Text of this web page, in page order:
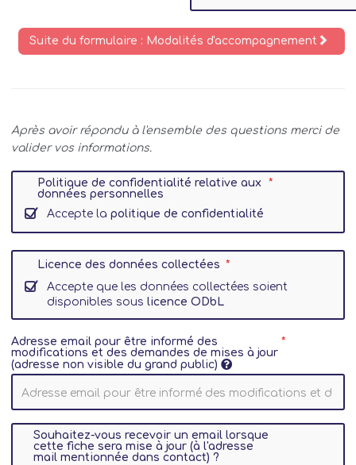
Suite du formulaire : Modalités d'accompagnement
Après avoir répondu à l'ensemble des questions merci de
valider vos informations.
Politique de confidentialité relative aux
données personnelles
Accepte la politique de confidentialité
Licence des données collectées
Accepte que les données collectées soient
disponibles sous licence ODbL
Adresse email pour être informé des
modifications et des demandes de mises à jour
(adresse non visible du grand public)
Souhaitez-vous recevoir un email lorsque
cette fiche sera mise à jour (à l'adresse
mail mentionnée dans contact) ?